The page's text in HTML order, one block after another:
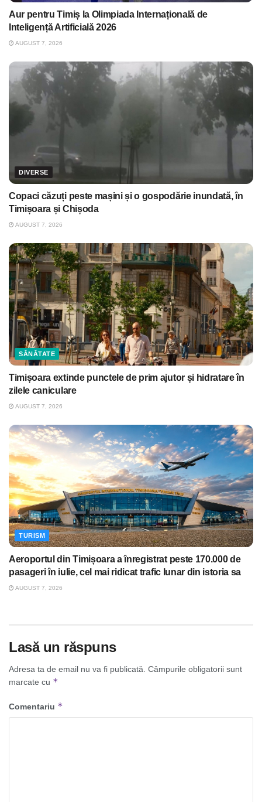
Aur pentru Timiș la Olimpiada Internațională de
Inteligență Artificială 2026
AUGUST 7, 2026
DIVERSE
Copaci căzuți peste mașini și o gospodărie inundată, în
Timișoara și Chișoda
AUGUST 7, 2026
SĂNĂTATE
Timișoara extinde punctele de prim ajutor și hidratare în
zilele caniculare
AUGUST 7, 2026
TURISM
Aeroportul din Timișoara a înregistrat peste 170.000 de
pasageri în iulie, cel mai ridicat trafic lunar din istoria sa
AUGUST 7, 2026
Lasă un răspuns
Adresa ta de email nu va fi publicată. Câmpurile obligatorii sunt
marcate cu *
Comentariu *